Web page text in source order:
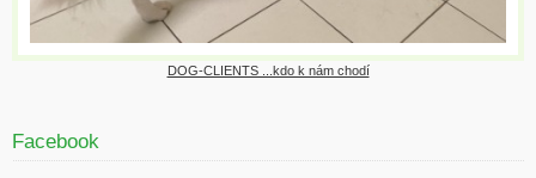
DOG-CLIENTS ...kdo k nám chodí
Facebook